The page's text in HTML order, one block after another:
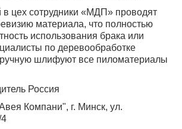
в цех сотрудники «МДП» проводят
материала, что полностью
использования брака или
по деревообработке
шлифуют все пиломатериалы
Россия
Компани", г. Минск, ул.